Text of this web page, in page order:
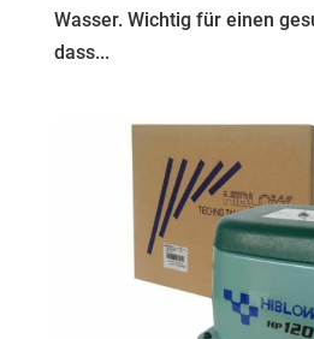
Wasser. Wichtig für einen
dass...